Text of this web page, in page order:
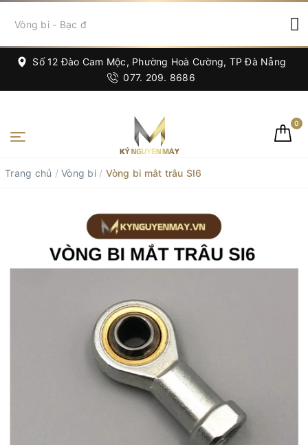
Số 12 Đào Cam Mộc, Phường Hoà Cường, TP Đà Nẵng
077. 209. 8686
0
Trang chủ / Vòng bi/ Vòng bi mắt trâu SI6